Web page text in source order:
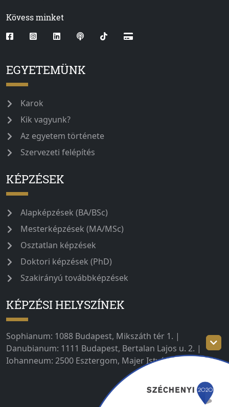
Kövess minket
EGYETEMÜNK
Karok
Kik vagyunk?
Az egyetem története
Szervezeti felépítés
KÉPZÉSEK
Alapképzések (BA/BSc)
Mesterképzések (MA/MSc)
Osztatlan képzések
Doktori képzések (PhD)
Szakirányú továbbképzések
KÉPZÉSI HELYSZÍNEK
Sophianum: 1088 Budapest, Mikszáth tér 1. |
Danubianum: 1111 Budapest, Bertalan Lajos u. 2. |
Iohanneum: 2500 Esztergom, Majer István út 1–3.